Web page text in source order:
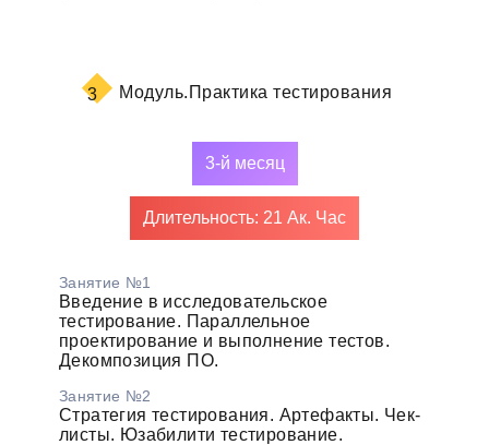
3 Модуль. Практика тестирования
3-й месяц
Длительность: 21 Ак. Час
Занятие №1
Введение в исследовательское
тестирование. Параллельное
проектирование и выполнение тестов.
Декомпозиция ПО.
Занятие №2
Стратегия тестирования. Артефакты. Чек-
листы. Юзабилити тестирование.